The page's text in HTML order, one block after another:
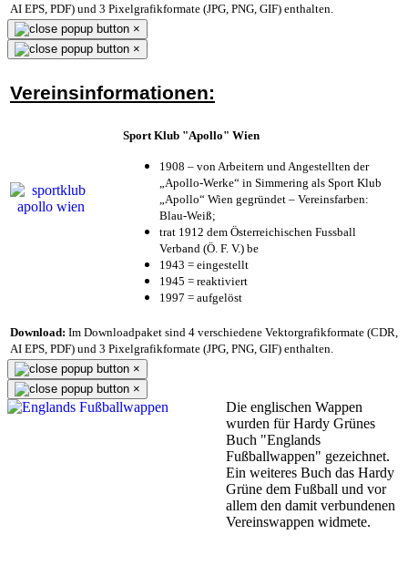
AI EPS, PDF) und 3 Pixelgrafikformate (JPG, PNG, GIF) enthalten.
×
×
Vereinsinformationen:
Sport Klub "Apollo" Wien
1908 – von Arbeitern und Angestellten der
„Apollo-Werke“ in Simmering als Sport Klub
„Apollo“ Wien gegründet – Vereinsfarben:
Blau-Weiß;
trat 1912 dem Österreichischen Fussball
Verband (Ö. F. V.) be
1943 = eingestellt
1945 = reaktiviert
1997 = aufgelöst
Download: Im Downloadpaket sind 4 verschiedene Vektorgrafikformate (CDR,
AI EPS, PDF) und 3 Pixelgrafikformate (JPG, PNG, GIF) enthalten.
×
×
Die englischen Wappen
wurden für Hardy Grünes
Buch "Englands
Fußballwappen" gezeichnet.
Ein weiteres Buch das Hardy
Grüne dem Fußball und vor
allem den damit verbundenen
Vereinswappen widmete.